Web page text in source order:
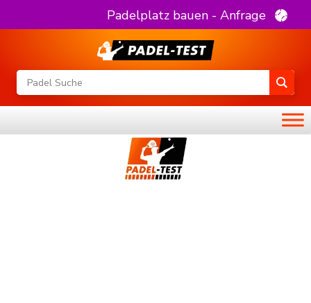
Padelplatz bauen - Anfrage